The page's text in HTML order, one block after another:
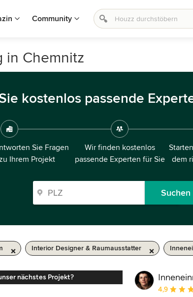
Community
in Chemnitz
kostenlos passende
Sie Fragen
Ihrem Projekt
Wir finden kostenlos
passende Experten für Sie
dem
Suchen
Interior Designer & Raumausstatter
nächstes Projekt?
4,9